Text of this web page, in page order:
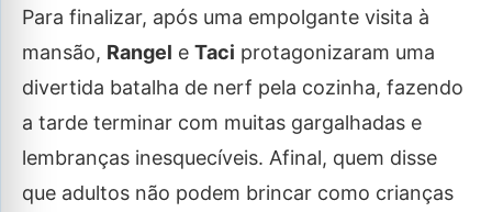
Para finalizar, após uma empolgante visita à
mansão, Rangel e Taci protagonizaram uma
divertida batalha de nerf pela cozinha, fazendo
a tarde terminar com muitas gargalhadas e
lembranças inesquecíveis. Afinal, quem disse
que adultos não podem brincar como crianças